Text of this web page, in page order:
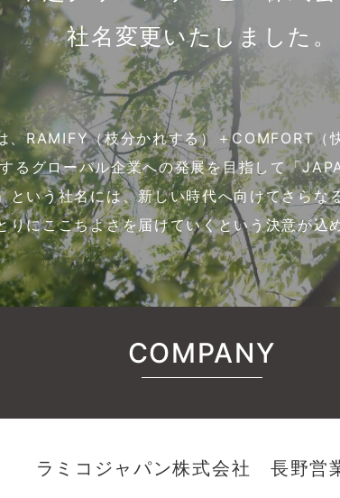
社名変更いたしました。
、RAMIFY（枝分かれする）＋COMFORT（
るグローバル企業への発展を目指して「
という社名には、新しい時代へ向けてさらな
りにここちよさを届けていくという決意が込
COMPANY
ラミコジャパン株式会社 長野営